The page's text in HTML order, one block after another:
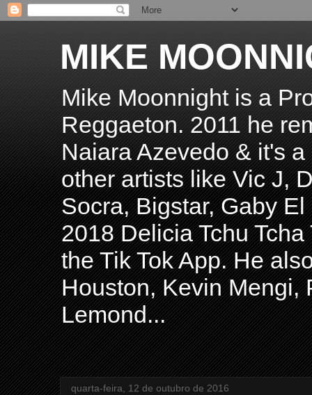
MIKE
Mike Moonnight is a
Reggaeton. 2011 he
Naiara Azevedo & it's
other artists like Vic J,
Socra, Bigstar, Gaby
2018 Delicia Tchu
the Tik Tok App. He
Houston, Kevin Mengi,
Lemond...
quarta-feira, 12 de outubro de 2016